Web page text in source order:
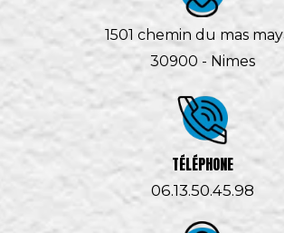
1501 chemin du mas
30900 - Nimes
TÉLÉPHONE
06.13.50.45.98